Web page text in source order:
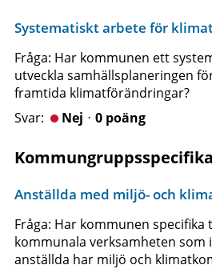
Systematiskt arbete för
Fråga: Har kommunen ett
utveckla samhällsplaneringen
framtida klimatförändringar?
Nejᆞ0 poäng
Anställda med miljö- och
Fråga: Har kommunen
kommunala verksamheten som
anställda har miljö och